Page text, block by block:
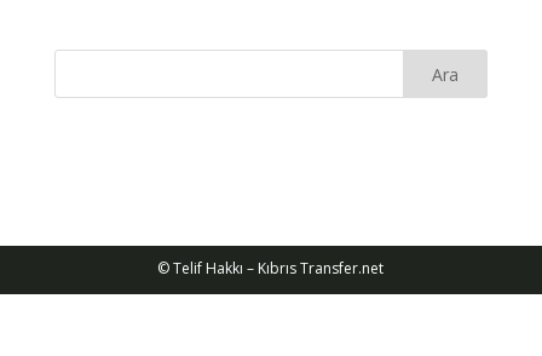
© Telif Hakkı – Kıbrıs Transfer.net